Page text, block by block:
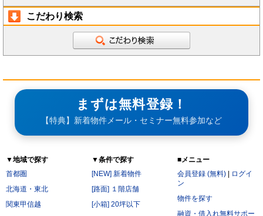
員は同意します。
開示された時点で既に公知の情報
開示された時点で被開示者が既に知っていた情報
開示された後、被開示者の責めによらず公知となった情報
被開示者が第三者より正当に得た情報
開示された情報と無関係に、被開示者が自ら開発、創作した情報
次の各号のいずれかに該当する場合には、当社が本サービスの提供を停止することがあります。
サービス提供用のシステムの保守または工事の都合上やむを得ない場合
火災・停電などによりサービスの提供ができないと当社が判断した場合
地震、噴火、洪水、津波などの天災、若しくは戦争、変乱、暴動、騒乱、労働争議等により
サービスの提供ができないと当社が判断した場合
した場合
第7条（禁止行為）
会員は以下の各号に該当する行為をおこなってはならないものとします。
他の会員に成りすまし、本サービスを利用する行為
二重に会員登録する行為
当社および他の会員に不利益を与える行為
本規約および法令に違反する行為
こだわり検索
まずは無料登録！
【特典】新着物件メール・セミナー無料参加など
▼地域で探す
首都圏
北海道・東北
関東甲信越
▼条件で探す
[NEW] 新着物件
[路面] １階店舗
[小箱] 20坪以下
■メニュー
会員登録 (無料)
ログイ
ン
物件を探す
融資・借入れ無料サポー